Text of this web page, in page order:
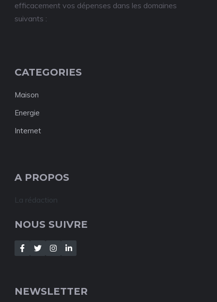
efficacement vos dépenses dans les domaines
suivants :
CATEGORIES
Maison
Energie
Internet
A PROPOS
La rédaction
NOUS SUIVRE
NEWSLETTER